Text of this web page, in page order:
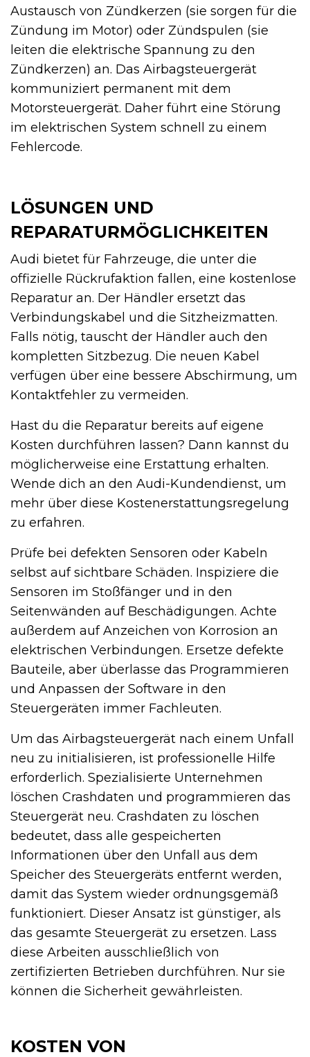
Austausch von Zündkerzen (sie sorgen für die
Zündung im Motor) oder Zündspulen (sie
leiten die elektrische Spannung zu den
Zündkerzen) an. Das Airbagsteuergerät
kommuniziert permanent mit dem
Motorsteuergerät. Daher führt eine Störung
im elektrischen System schnell zu einem
Fehlercode.
LÖSUNGEN UND
REPARATURMÖGLICHKEITEN
Audi bietet für Fahrzeuge, die unter die
offizielle Rückrufaktion fallen, eine kostenlose
Reparatur an. Der Händler ersetzt das
Verbindungskabel und die Sitzheizmatten.
Falls nötig, tauscht der Händler auch den
kompletten Sitzbezug. Die neuen Kabel
verfügen über eine bessere Abschirmung, um
Kontaktfehler zu vermeiden.
Hast du die Reparatur bereits auf eigene
Kosten durchführen lassen? Dann kannst du
möglicherweise eine Erstattung erhalten.
Wende dich an den Audi-Kundendienst, um
mehr über diese Kostenerstattungsregelung
zu erfahren.
Prüfe bei defekten Sensoren oder Kabeln
selbst auf sichtbare Schäden. Inspiziere die
Sensoren im Stoßfänger und in den
Seitenwänden auf Beschädigungen. Achte
außerdem auf Anzeichen von Korrosion an
elektrischen Verbindungen. Ersetze defekte
Bauteile, aber überlasse das Programmieren
und Anpassen der Software in den
Steuergeräten immer Fachleuten.
Um das Airbagsteuergerät nach einem Unfall
neu zu initialisieren, ist professionelle Hilfe
erforderlich. Spezialisierte Unternehmen
löschen Crashdaten und programmieren das
Steuergerät neu. Crashdaten zu löschen
bedeutet, dass alle gespeicherten
Informationen über den Unfall aus dem
Speicher des Steuergeräts entfernt werden,
damit das System wieder ordnungsgemäß
funktioniert. Dieser Ansatz ist günstiger, als
das gesamte Steuergerät zu ersetzen. Lass
diese Arbeiten ausschließlich von
zertifizierten Betrieben durchführen. Nur sie
können die Sicherheit gewährleisten.
KOSTEN VON